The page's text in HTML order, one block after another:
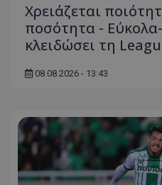
Χρειάζεται
ποσότητα -
κλειδώσει τη
08.08.2026 - 13:43